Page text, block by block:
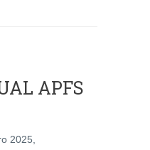
APFS
2025,